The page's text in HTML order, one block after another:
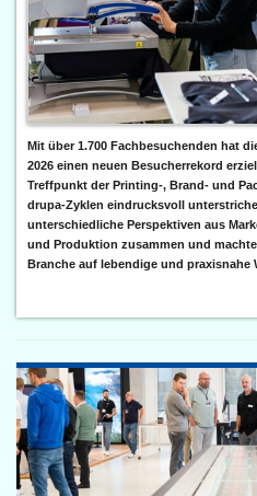
Mit über 1.700 Fachbesuchenden hat
2026 einen neuen Besucherrekord
Treffpunkt der Printing-, Brand- und
drupa-Zyklen eindrucksvoll
unterschiedliche Perspektiven aus
und Produktion zusammen und
Branche auf lebendige und praxisnahe